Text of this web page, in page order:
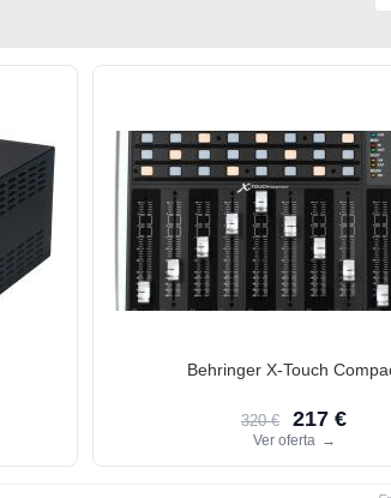
Behringer X-Touch
320 € 217 €
Ver oferta →